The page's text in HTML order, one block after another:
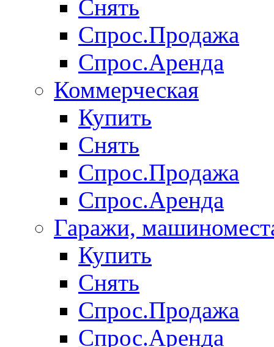
Снять
Спрос.Продажа
Спрос.Аренда
Коммерческая
Купить
Снять
Спрос.Продажа
Спрос.Аренда
Гаражи,
Купить
Снять
Спрос.Продажа
Спрос.Аренда